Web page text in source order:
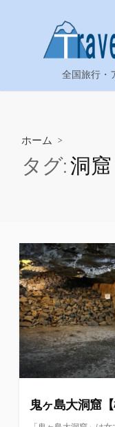
へ
全国旅行・
ホーム >
タグ:洞窟
鬼ヶ島大洞窟